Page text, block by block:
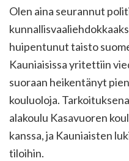
Olen aina seurannut
huipentunut taisto
Kauniaisissa yritettiin
suoraan heikentänyt
kouluoloja.
alakoulu Kasavuoren
kanssa, ja Kauniaisten
tiloihin.